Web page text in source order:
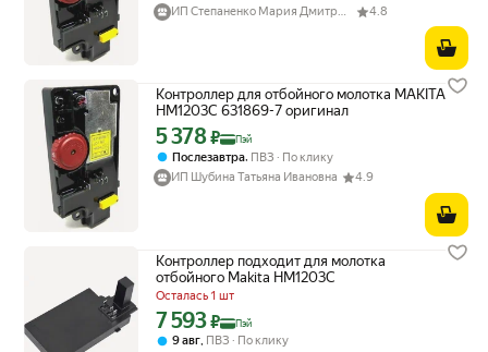
4.8
Контроллер для отбойного молотка MAKITA
HM1203C 631869-7 оригинал
Цена с картой Яндекс Пэй 5378 ₽ вместо
5 378₽ Пэй
Послезавтра, ПВЗ
По клику
ИП Шубина Татьяна Ивановна
4.9
Контроллер подходит для молотка
отбойного Makita HM1203C
Осталась 1 шт
Цена с картой Яндекс Пэй 7593 ₽ вместо
7 593₽ Пэй
9 авг, ПВЗ
По клику